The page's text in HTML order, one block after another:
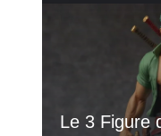
Le 3 Figure